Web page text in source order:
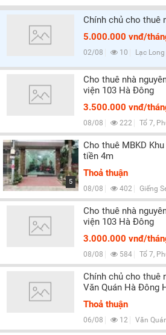
Tất cả Tất cả
SỐ PHÒNG NGỦ
Tất cả
Lọc
Chính chủ cho thuê
5.000.000 vnđ/
02/08 10 Lạc Long
Cho thuê nhà
viện 103 Hà Đông
3.500.000 vnđ/
08/08 222 Tổ 7,
5
Cho thuê MBKD
tiền 4m
Thoả thuận
08/08 402 Giếng
Cho thuê nhà
viện 103 Hà Đông
3.000.000 vnđ/
08/08 584 Tổ 7,
Chính chủ cho thuê
Văn Quán Hà Đông
Thoả thuận
06/08 12 Văn